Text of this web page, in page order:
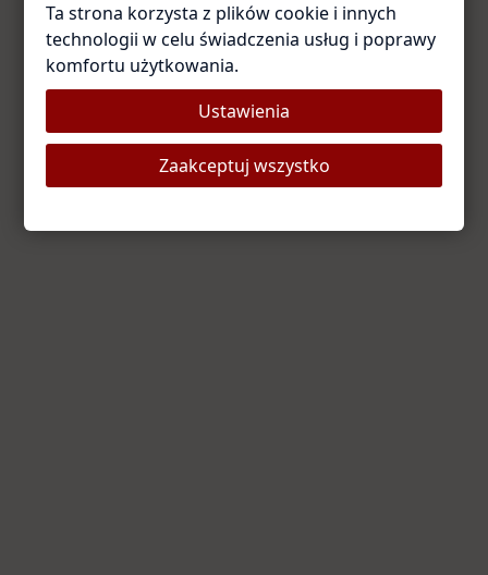
Coś poszło nie tak
Przepraszamy za utrudnienia. Odśwież stronę — zwykle
Odśwież stronę Strona główna
Ta strona korzysta z plików cookie i innych
technologii w celu świadczenia usług i poprawy
komfortu użytkowania.
Ustawienia
Zaakceptuj wszystko